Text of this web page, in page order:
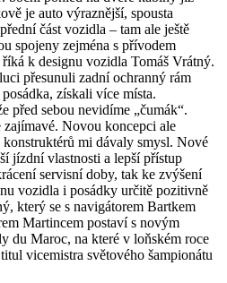
je auto výraznější, spousta
část vozidla – tam ale ještě
spojeny zejména s přívodem
k designu vozidla Tomáš Vrátný.
přesunuli zadní ochranný rám
získali více místa.
před sebou nevidíme „čumák“.
Novou koncepci ale
mi dávaly smysl. Nové
jízdní vlastnosti a lepší přístup
servisní doby, tak ke zvýšení
vozidla i posádky určitě pozitivně
který se s navigátorem Bartkem
Martincem postaví s novým
du Maroc, na které v loňském roce
vicemistra světového šampionátu